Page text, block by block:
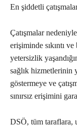
En şiddetli
Çatışmalar
erişiminde sıkıntı
yetersizlik
sağlık hizmetlerinin
göstermeye ve
sınırsız erişimini
DSÖ, tüm taraflara,